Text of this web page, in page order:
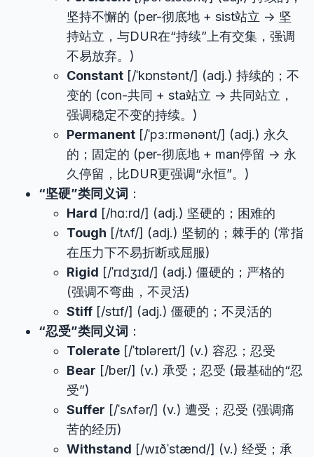
坚持不懈的 (per-彻底地 + sist站立 -> 坚
持站立，与DUR在“持续”上有交集，强调
不易放弃。)
Constant [/ˈkɒnstənt/] (adj.) 持续的；不
变的 (con-共同 + sta站立 -> 共同站立，
强调稳定不变的持续。)
Permanent [/ˈpɜːrmənənt/] (adj.) 永久
的；固定的 (per-彻底地 + man停留 -> 永
久停留，比DUR更强调“永恒”。)
“坚硬”类同义词 ：
Hard [/hɑːrd/] (adj.) 坚硬的；困难的
Tough [/tʌf/] (adj.) 坚韧的；棘手的 (常指
在压力下不易折断或屈服)
Rigid [/ˈrɪdʒɪd/] (adj.) 僵硬的；严格的
(强调不弯曲，不灵活)
Stiff [/stɪf/] (adj.) 僵硬的；不灵活的
“忍受”类同义词 ：
Tolerate [/ˈtɒləreɪt/] (v.) 容忍；忍受
Bear [/ber/] (v.) 承受；忍受 (最基础的“忍
受”)
Suffer [/ˈsʌfər/] (v.) 遭受；忍受 (强调痛
苦的经历)
Withstand [/wɪðˈstænd/] (v.) 经受；承